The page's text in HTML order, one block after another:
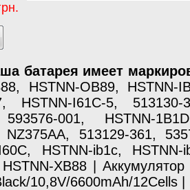
батарея имеет
HSTNN-OB89, HSTNN-
HSTNN-I61C-5,
001, HSTNN-
NZ375AA, 513129-361,
HSTNN-ib1c, HSTNN-
XB88 |
10,8V/6600mAh/12Cells |